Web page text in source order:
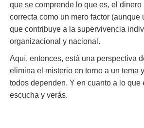
que se comprende lo que es, el
correcta como un mero factor (aunque
que contribuye a la supervivencia
organizacional y nacional.
Aquí, entonces, está una perspectiva
elimina el misterio en torno a un tema
todos dependen. Y en cuanto a lo que
escucha y verás.